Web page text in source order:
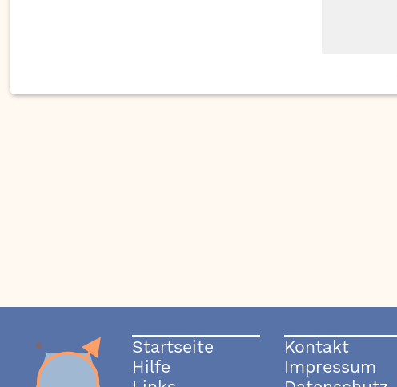
Startseite
Hilfe
Kontakt
Impressum